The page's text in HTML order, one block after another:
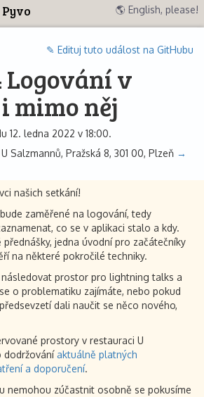
🌎 English, please!
✎ Edituj tuto událost na GitHubu
Logování v
mimo něj
12. ledna 2022 v 18:00.
Salzmannů, Pražská 8, 301 00, Plzeň →
našich setkání!
zaměřené na logování, tedy
co se v aplikaci stalo a kdy.
jedna úvodní pro začátečníky
na některé pokročilé techniky.
prostor pro lightning talks a
o problematiku zajímáte, nebo pokud
dali naučit se něco nového,
prostory v restauraci U
dodržování aktuálně platných
a doporučení.
nemohou zúčastnit osobně se pokusíme